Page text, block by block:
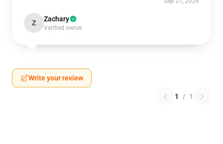
Z Zachary
Verified owner
Write your review
1 / 1